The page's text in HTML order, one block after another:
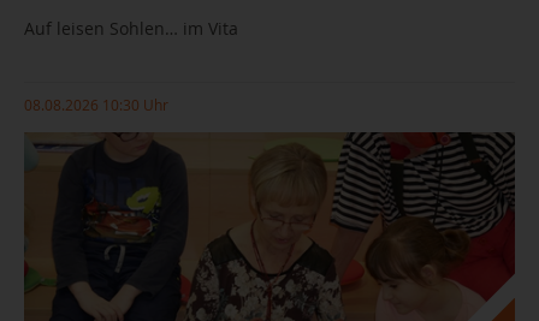
Auf leisen Sohlen… im Vita
08.08.2026 10:30 Uhr